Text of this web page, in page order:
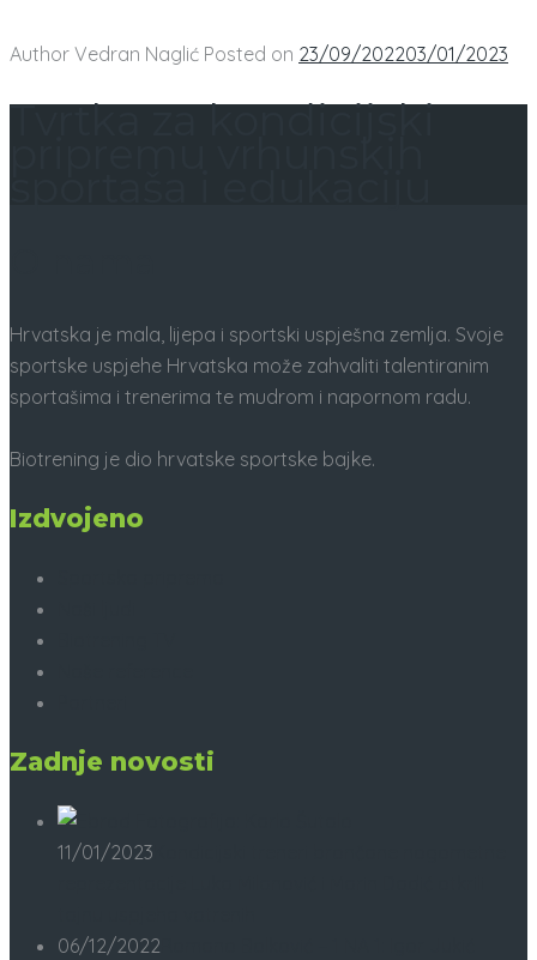
Author Vedran Naglić Posted on 23/09/202203/01/2023
Tvrtka za kondicijski
Hrvatska je mala, lijepa i sportski uspješna zemlja. Svoje
sportske uspjehe Hrvatska može zahvaliti talentiranim
sportašima i trenerima te mudrom i napornom radu.
Biotrening je dio hrvatske sportske bajke.
Izdvojeno
Zadnje novosti
11/01/2023
06/12/2022